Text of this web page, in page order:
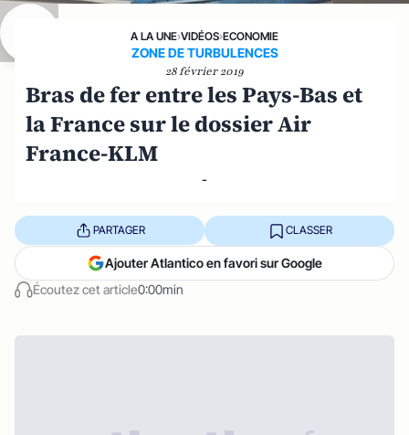
A LA UNE›VIDÉOS›ECONOMIE
ZONE DE TURBULENCES
28 février 2019
Bras de fer entre les Pays-Bas et
la France sur le dossier Air
France-KLM
-
Écoutez cet article0:00min
PARTAGER CLASSER
Ajouter Atlantico en favori sur Google